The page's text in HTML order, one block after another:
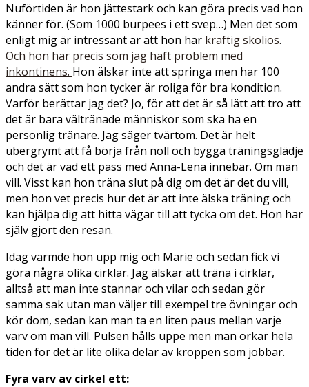
Nuförtiden är hon jättestark och kan göra precis vad hon
känner för. (Som 1000 burpees i ett svep…) Men det som
enligt mig är intressant är att hon har kraftig skolios.
Och hon har precis som jag haft problem med
inkontinens. Hon älskar inte att springa men har 100
andra sätt som hon tycker är roliga för bra kondition.
Varför berättar jag det? Jo, för att det är så lätt att tro att
det är bara vältränade människor som ska ha en
personlig tränare. Jag säger tvärtom. Det är helt
ubergrymt att få börja från noll och bygga träningsglädje
och det är vad ett pass med Anna-Lena innebär. Om man
vill. Visst kan hon träna slut på dig om det är det du vill,
men hon vet precis hur det är att inte älska träning och
kan hjälpa dig att hitta vägar till att tycka om det. Hon har
själv gjort den resan.
Idag värmde hon upp mig och Marie och sedan fick vi
göra några olika cirklar. Jag älskar att träna i cirklar,
alltså att man inte stannar och vilar och sedan gör
samma sak utan man väljer till exempel tre övningar och
kör dom, sedan kan man ta en liten paus mellan varje
varv om man vill. Pulsen hålls uppe men man orkar hela
tiden för det är lite olika delar av kroppen som jobbar.
Fyra varv av cirkel ett: